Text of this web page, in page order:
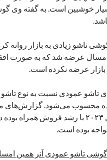
خوشبین است. به گفته وی
عرضه شد که به صورت
عرضه نکرده است.
عمودی نسبت به نوع تاشو
رده محسوب می‌شود.
پریمیوم در سال ۲۰۲۳ با رشد
بوده است.
گوشی تاشو عمودی آنر همین